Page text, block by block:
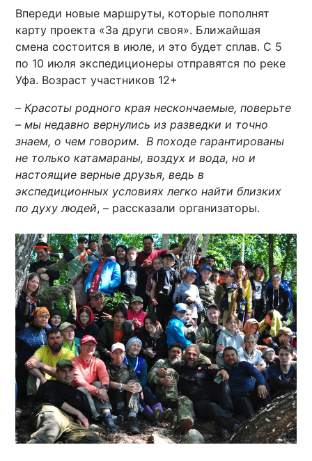
Впереди новые маршруты, которые пополнят
карту проекта «За други своя». Ближайшая
смена состоится в июле, и это будет сплав. С 5
по 10 июля экспедиционеры отправятся по реке
Уфа. Возраст участников 12+
–Красоты родного края нескончаемые, поверьте
– мы недавно вернулись из разведки и точно
знаем, о чем говорим. В походе гарантированы
не только катамараны, воздух и вода, но и
настоящие верные друзья, ведь в
экспедиционных условиях легко найти близких
по духу людей, – рассказали организаторы.